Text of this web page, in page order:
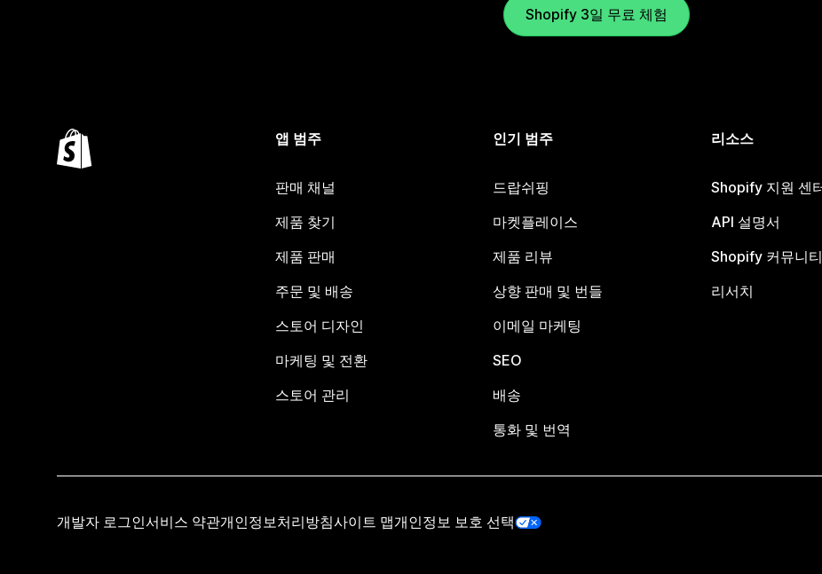
Shopify 3일 무료 체험
앱 범주
판매 채널
제품 찾기
제품 판매
주문 및 배송
스토어 디자인
마케팅 및 전환
스토어 관리
인기 범주
드랍쉬핑
마켓플레이스
제품 리뷰
상향 판매 및 번들
이메일 마케팅
SEO
배송
통화 및 번역
리소스
Shopify 지원 센
API 설명서
Shopify 커뮤니티
리서치
개발자 로그인서비스 약관개인정보처리방침사이트 맵개인정보 보호 선택